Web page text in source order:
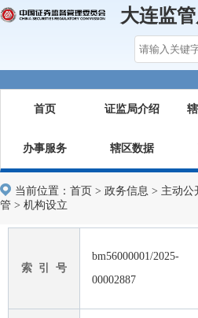
大连监
首页 证监局介绍
办事服务 辖区数据
当前位置： 首页 > 政务信息 > 主动公
管 > 机构设立
索 引 号
bm56000001/2025-
00002887